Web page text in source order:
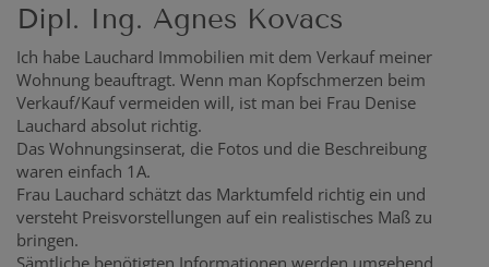
Dipl. Ing. Agnes Kovacs
Ich habe Lauchard Immobilien mit dem Verkauf meiner
Wohnung beauftragt. Wenn man Kopfschmerzen beim
Verkauf/Kauf vermeiden will, ist man bei Frau Denise
Lauchard absolut richtig.
Das Wohnungsinserat, die Fotos und die Beschreibung
waren einfach 1A.
Frau Lauchard schätzt das Marktumfeld richtig ein und
versteht Preisvorstellungen auf ein realistisches Maß zu
bringen.
Sämtliche benötigten Informationen werden umgehend